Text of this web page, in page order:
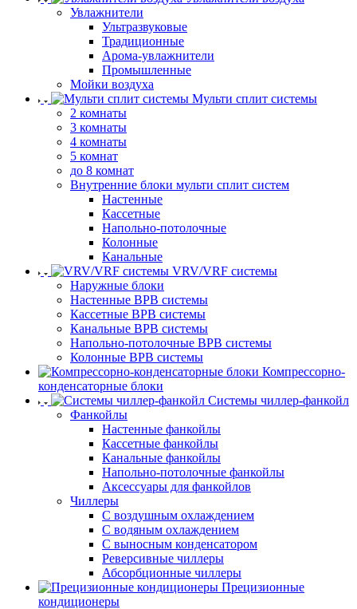
Увлажнители
Ультразвуковые
Традиционные
Арома-увлажнители
Промышленные
Мойки воздуха
Мульти сплит системы
2 комнаты
3 комнаты
4 комнаты
5 комнат
до 8 комнат
Внутренние блоки мульти сплит систем
Настенные
Кассетные
Напольно-потолочные
Колонные
Канальные
VRV/VRF системы
Наружные блоки
Настенные ВРВ системы
Кассетные ВРВ системы
Канальные ВРВ системы
Напольно-потолочные ВРВ системы
Колонные ВРВ системы
Компрессорно-
конденсаторные блоки
Системы чиллер-фанкойл
Фанкойлы
Настенные фанкойлы
Кассетные фанкойлы
Канальные фанкойлы
Напольно-потолочные фанкойлы
Аксессуары для фанкойлов
Чиллеры
С воздушным охлаждением
С водяным охлаждением
С выносным конденсатором
Реверсивные чиллеры
Абсорбционные чиллеры
Прецизионные
кондиционеры